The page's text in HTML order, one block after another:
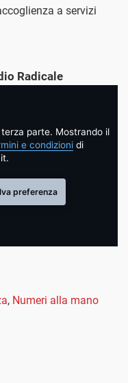
a servizi
Radicale
parte. Mostrando il
e condizioni di
preferenza
, Numeri alla mano